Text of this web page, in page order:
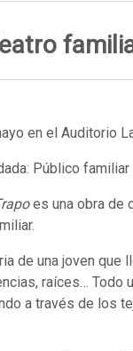
en el Auditorio
Público familiar
es una obra de
de una joven que
raíces… Todo
a través de los